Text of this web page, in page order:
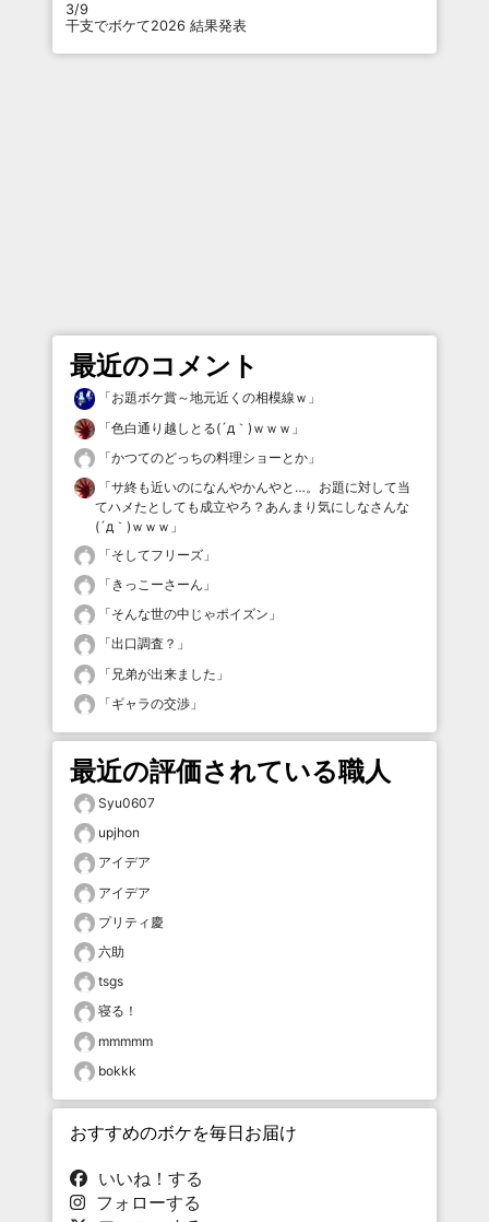
3/9
干支でボケて2026 結果発表
最近のコメント
「お題ボケ賞～地元近くの相模線ｗ 」
「色白通り越しとる(´д｀)ｗｗｗ 」
「かつてのどっちの料理ショーとか 」
「サ終も近いのになんやかんやと…。お題に対して当
てハメたとしても成立やろ？あんまり気にしなさんな
(´д｀)ｗｗｗ 」
「そしてフリーズ 」
「 きっこーさーん 」
「そんな世の中じゃポイズン 」
「出口調査？ 」
「 兄弟が出来ました 」
「ギャラの交渉 」
最近の評価されている職人
Syu0607
upjhon
アイデア
アイデア
プリティ慶
六助
tsgs
寝る！
mmmmm
bokkk
おすすめのボケを毎日お届け
いいね！する
フォローする